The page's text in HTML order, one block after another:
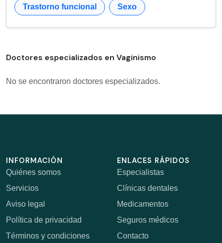
Trastorno funcional Sexo
Doctores especializados en Vaginismo
No se encontraron doctores especializados.
INFORMACIÓN
Quiénes somos
Servicios
Aviso legal
Política de privacidad
Términos y condiciones
ENLACES RÁPIDOS
Especialistas
Clínicas dentales
Medicamentos
Seguros médicos
Contacto